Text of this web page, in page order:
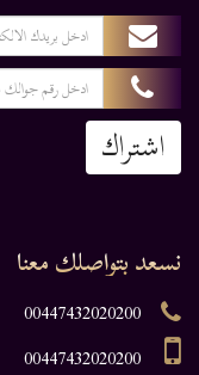
اشتراك
نسعد بتواصلك معنا
00447432020200
00447432020200